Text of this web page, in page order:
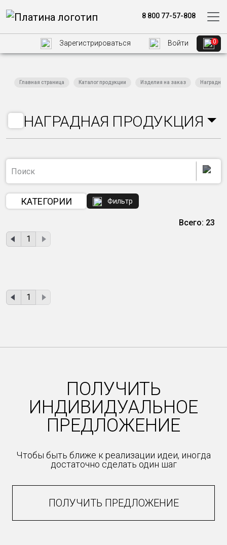
8 800 77-57-808
Зарегистрироваться Войти 0
Главная страница Каталог продукции Изделия на заказ
НАГРАДНАЯ ПРОДУКЦИЯ
КАТЕГОРИИ Фильтр
Всего: 23
1
1
ПОЛУЧИТЬ
ИНДИВИДУАЛЬНОЕ
ПРЕДЛОЖЕНИЕ
Чтобы быть ближе к реализации идеи, иногда
достаточно сделать один шаг
ПОЛУЧИТЬ ПРЕДЛОЖЕНИЕ